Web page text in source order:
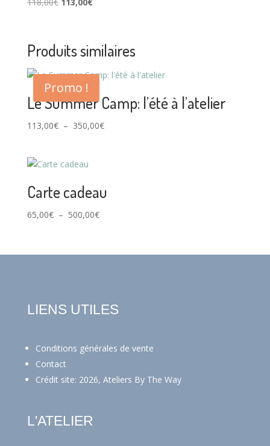
118,00€
était :
118,00€.
113,00€
est :
113,00€.
Produits similaires
Promo !
Le Summer Camp: l’été à l’atelier
113,00€ – 350,00€Plage
350,00€
Carte cadeau
65,00€ – 500,00€Plage
65,00€
LIENS UTILES
Conditions générales de vente
Contact
Crédit site: 2026, Ateliers By The Way
L'ATELIER